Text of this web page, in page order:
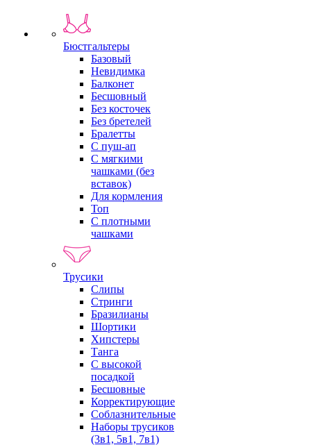
Бюстгальтеры
Базовый
Невидимка
Балконет
Бесшовный
Без косточек
Без бретелей
Бралетты
С пуш-ап
С мягкими
чашками (без
вставок)
Для кормления
Топ
С плотными
чашками
Трусики
Слипы
Стринги
Бразилианы
Шортики
Хипстеры
Танга
С высокой
посадкой
Бесшовные
Корректирующие
Соблазнительные
Наборы трусиков
(3в1, 5в1, 7в1)